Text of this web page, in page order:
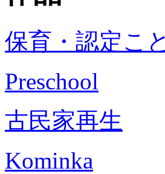
保育・認定こ
Preschool
古民家再生
Kominka